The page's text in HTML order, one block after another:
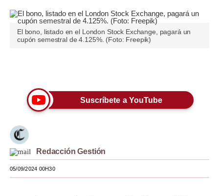
Editorial
Pregunta de hoy
Lujo
Moda
Estilos
El bono, listado en el London Stock Exchange, pagará un
cupón semestral de 4.125%. (Foto: Freepik)
Suscríbete a YouTube
Redacción Gestión
05/09/2024 00H30